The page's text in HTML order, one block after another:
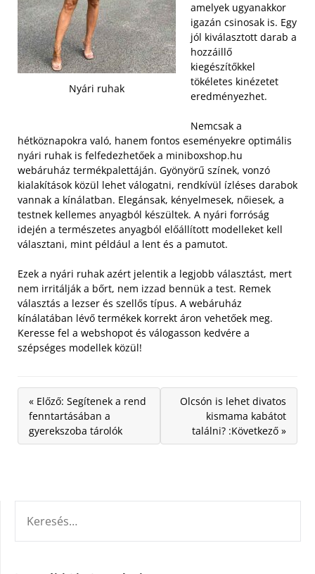
Nyári ruhak
amelyek ugyanakkor
igazán csinosak is. Egy
jól kiválasztott darab a
hozzáillő
kiegészítőkkel
tökéletes kinézetet
eredményezhet.
Nemcsak a
hétköznapokra való, hanem fontos eseményekre optimális
nyári ruhak is felfedezhetőek a miniboxshop.hu
webáruház termékpalettáján. Gyönyörű színek, vonzó
kialakítások közül lehet válogatni, rendkívül ízléses darabok
vannak a kínálatban. Elegánsak, kényelmesek, nőiesek, a
testnek kellemes anyagból készültek. A nyári forróság
idején a természetes anyagból előállított modelleket kell
választani, mint például a lent és a pamutot.
Ezek a nyári ruhak azért jelentik a legjobb választást, mert
nem irritálják a bőrt, nem izzad bennük a test. Remek
választás a lezser és szellős típus. A webáruház
kínálatában lévő termékek korrekt áron vehetőek meg.
Keresse fel a webshopot és válogasson kedvére a
szépséges modellek közül!
« Előző: Segítenek a rend
fenntartásában a
gyerekszoba tárolók
Olcsón is lehet divatos
kismama kabátot
találni? :Következő »